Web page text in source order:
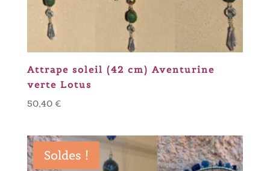
Attrape soleil (42 cm) Aventurine
verte Lotus
50,40 €
Soldes !